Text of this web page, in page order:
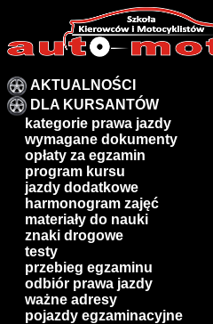
AKTUALNOŚCI
DLA KURSANTÓW
kategorie prawa jazdy
wymagane dokumenty
opłaty za egzamin
program kursu
jazdy dodatkowe
harmonogram zajęć
materiały do nauki
znaki drogowe
testy
przebieg egzaminu
odbiór prawa jazdy
ważne adresy
pojazdy egzaminacyjne